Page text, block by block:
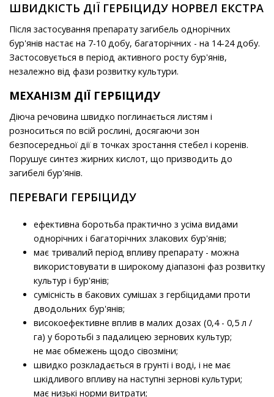
ШВИДКІСТЬ ДІЇ ГЕРБІЦИДУ НОРВЕЛ ЕКСТРА
Після застосування препарату загибель однорічних
бур'янів настає на 7-10 добу, багаторічних - на 14-24 добу.
Застосовується в період активного росту бур'янів,
незалежно від фази розвитку культури.
МЕХАНІЗМ ДІЇ ГЕРБІЦИДУ
Діюча речовина швидко поглинається листям і
розноситься по всій рослині, досягаючи зон
безпосередньої дії в точках зростання стебел і коренів.
Порушує синтез жирних кислот, що призводить до
загибелі бур'янів.
ПЕРЕВАГИ ГЕРБІЦИДУ
ефективна боротьба практично з усіма видами
однорічних і багаторічних злакових бур'янів;
має тривалий період впливу препарату - можна
використовувати в широкому діапазоні фаз розвитку
культур і бур'янів;
сумісність в бакових сумішах з гербіцидами проти
дводольних бур'янів;
високоефективне вплив в малих дозах (0,4 - 0,5 л /
га) у боротьбі з падалицею зернових культур;
не має обмежень щодо сівозміни;
швидко розкладається в грунті і воді, і не має
шкідливого впливу на наступні зернові культури;
має низькі норми витрати;